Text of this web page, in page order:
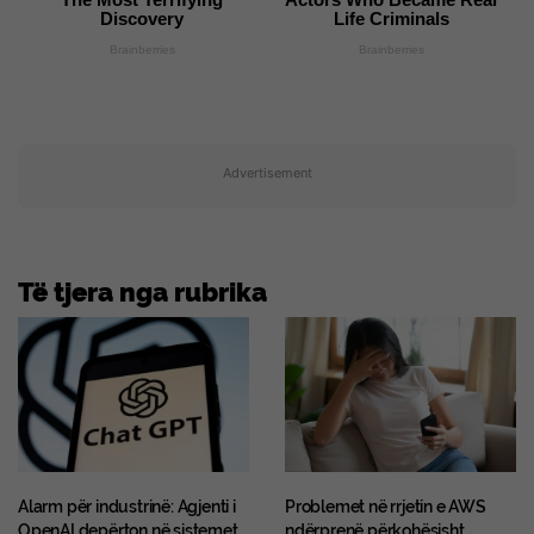
Discovery
Brainberries
Life Criminals
Brainberries
Advertisement
Të tjera nga rubrika
Alarm për industrinë: Agjenti i
Problemet në rrjetin e AWS